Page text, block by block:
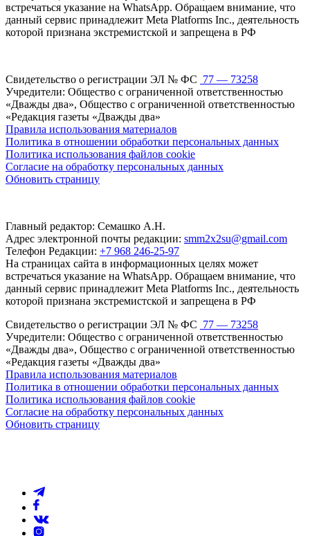
встречаться указание на WhatsApp. Обращаем внимание, что
данный сервис принадлежит Meta Platforms Inc., деятельность
которой признана экстремистской и запрещена в РФ
Свидетельство о регистрации ЭЛ № ФС 77 — 73258
Учредители: Общество с ограниченной ответственностью
«Дважды два», Общество с ограниченной ответственностью
«Редакция газеты «Дважды два»
Правила использования материалов
Политика в отношении обработки персональных данных
Политика использования файлов cookie
Согласие на обработку персональных данных
Обновить страницу
Главный редактор: Семашко А.Н.
Адрес электронной почты редакции: smm2x2su@gmail.com
Телефон Редакции: +7 968 246-25-97
На страницах сайта в информационных целях может
встречаться указание на WhatsApp. Обращаем внимание, что
данный сервис принадлежит Meta Platforms Inc., деятельность
которой признана экстремистской и запрещена в РФ
Свидетельство о регистрации ЭЛ № ФС 77 — 73258
Учредители: Общество с ограниченной ответственностью
«Дважды два», Общество с ограниченной ответственностью
«Редакция газеты «Дважды два»
Правила использования материалов
Политика в отношении обработки персональных данных
Политика использования файлов cookie
Согласие на обработку персональных данных
Обновить страницу